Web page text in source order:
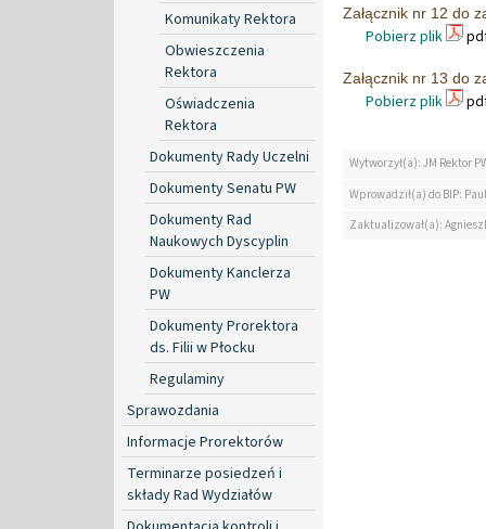
Komunikaty Rektora
Obwieszczenia
Rektora
Oświadczenia
Rektora
Dokumenty Rady Uczelni
Dokumenty Senatu PW
Dokumenty Rad
Naukowych Dyscyplin
Dokumenty Kanclerza
PW
Dokumenty Prorektora
ds. Filii w Płocku
Regulaminy
Sprawozdania
Informacje Prorektorów
Terminarze posiedzeń i
składy Rad Wydziałów
Załącznik nr 12 do
Pobierz plik
Załącznik nr 13 do
Pobierz plik
Wytworzył(a): JM Rektor
Wprowadził(a) do BIP:
Zaktualizował(a):